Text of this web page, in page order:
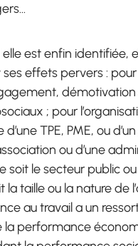
est enfin identifiée,
effets pervers : pour
démotivation
; pour
d’une TPE, PME, ou
ou d’une
soit le secteur public
la taille ou la nature de
au travail a un
performance